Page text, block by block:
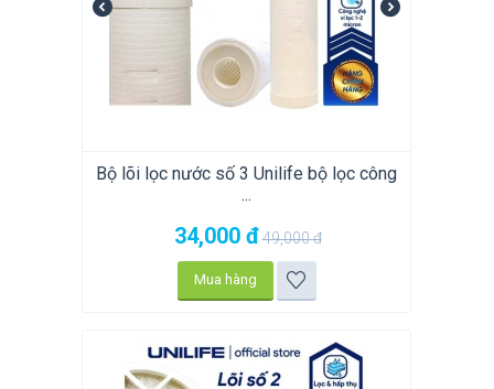
Bộ lõi lọc nước số 3 Unilife bộ lọc công
...
34,000 đ49,000đ
Mua hàng